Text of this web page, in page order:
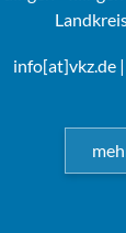
info[at]vkz.de|